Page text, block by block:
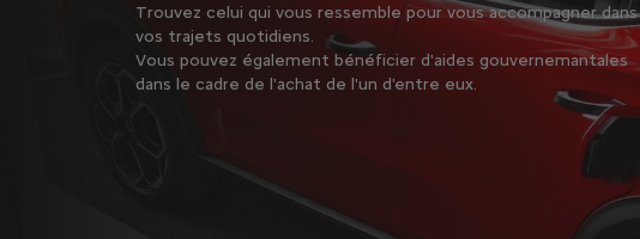
Trouvez celui qui vous ressemble pour vous accompagner dans
vos trajets quotidiens.
Vous pouvez également bénéficier d'aides gouvernemantales
dans le cadre de l'achat de l'un d'entre eux.